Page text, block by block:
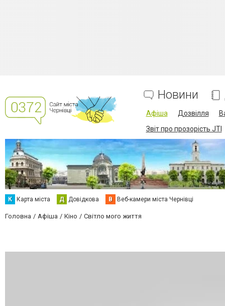
Новини
Афіша Дозвілля
Звіт про прозорість JTI
К Карта міста Д Довідкова В Веб-камери міста Чернівці
Головна Афіша Кіно Світло мого життя